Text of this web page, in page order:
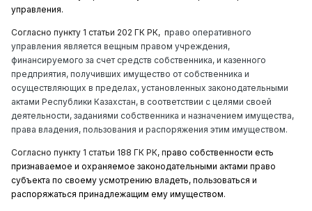
управления.
Согласно пункту 1 статьи 202 ГК РК, право оперативного
управления является вещным правом учреждения,
финансируемого за счет средств собственника, и казенного
предприятия, получивших имущество от собственника и
осуществляющих в пределах, установленных законодательными
актами Республики Казахстан, в соответствии с целями своей
деятельности, заданиями собственника и назначением имущества,
права владения, пользования и распоряжения этим имуществом.
Согласно пункту 1 статьи 188 ГК РК, право собственности есть
признаваемое и охраняемое законодательными актами право
субъекта по своему усмотрению владеть, пользоваться и
распоряжаться принадлежащим ему имуществом.